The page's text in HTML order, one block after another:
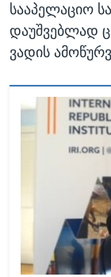
სააპელაციო
დაუშვებლად
ვადის